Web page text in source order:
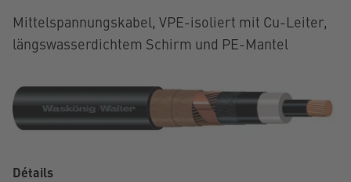
Mittelspannungskabel, VPE-isoliert mit Cu-Leiter,
längswasserdichtem Schirm und PE-Mantel
Détails